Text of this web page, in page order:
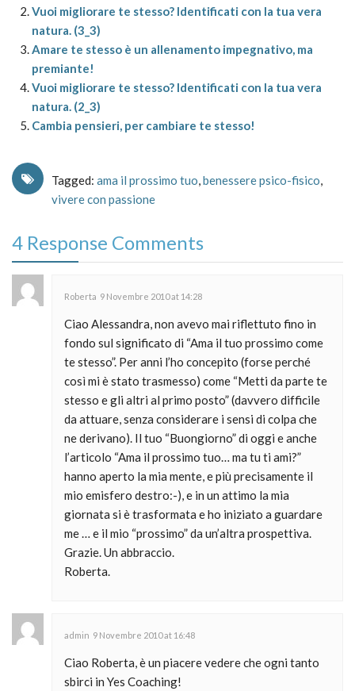
Vuoi migliorare te stesso? Identificati con la tua vera
natura. (3_3)
Amare te stesso è un allenamento impegnativo, ma
premiante!
Vuoi migliorare te stesso? Identificati con la tua vera
natura. (2_3)
Cambia pensieri, per cambiare te stesso!
Tagged: ama il prossimo tuo,benessere psico-fisico,
vivere con passione
4 Response Comments
Roberta 9 Novembre 2010 at 14:28
Ciao Alessandra, non avevo mai riflettuto fino in
fondo sul significato di “Ama il tuo prossimo come
te stesso”. Per anni l’ho concepito (forse perché
così mi è stato trasmesso) come “Metti da parte te
stesso e gli altri al primo posto” (davvero difficile
da attuare, senza considerare i sensi di colpa che
ne derivano). Il tuo “Buongiorno” di oggi e anche
l’articolo “Ama il prossimo tuo… ma tu ti ami?”
hanno aperto la mia mente, e più precisamente il
mio emisfero destro:-), e in un attimo la mia
giornata si è trasformata e ho iniziato a guardare
me … e il mio “prossimo” da un’altra prospettiva.
Grazie. Un abbraccio.
Roberta.
admin 9 Novembre 2010 at 16:48
Ciao Roberta, è un piacere vedere che ogni tanto
sbirci in Yes Coaching!